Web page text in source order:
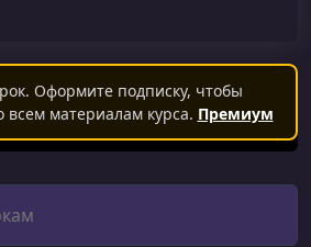
Оформите подписку, чтобы
всем материалам курса. Премиум